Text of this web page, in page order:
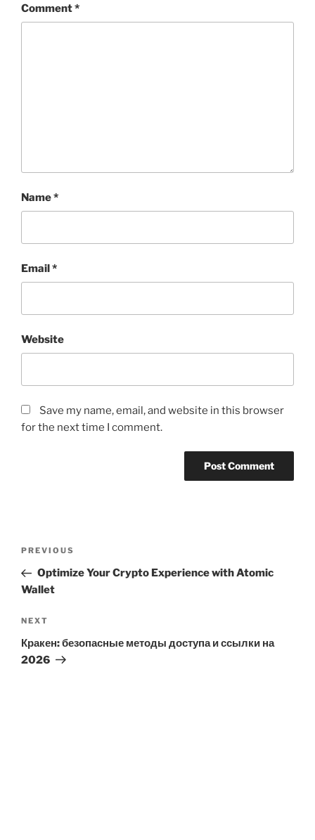
Comment*
Name*
Email*
Website
Save my name, email, and website in this browser
for the next time I comment.
Previous
Post
PREVIOUS
Optimize Your Crypto Experience with Atomic
Wallet
Next
Post
NEXT
Кракен: безопасные методы доступа и ссылки на
2026